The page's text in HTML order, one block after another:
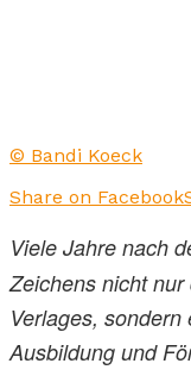
© Bandi Koeck
Share on Facebook
Viele Jahre nach
Zeichens nicht
Verlages,
Ausbildung und